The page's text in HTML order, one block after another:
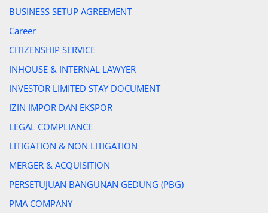
BUSINESS SETUP AGREEMENT
Career
CITIZENSHIP SERVICE
INHOUSE & INTERNAL LAWYER
INVESTOR LIMITED STAY DOCUMENT
IZIN IMPOR DAN EKSPOR
LEGAL COMPLIANCE
LITIGATION & NON LITIGATION
MERGER & ACQUISITION
PERSETUJUAN BANGUNAN GEDUNG (PBG)
PMA COMPANY